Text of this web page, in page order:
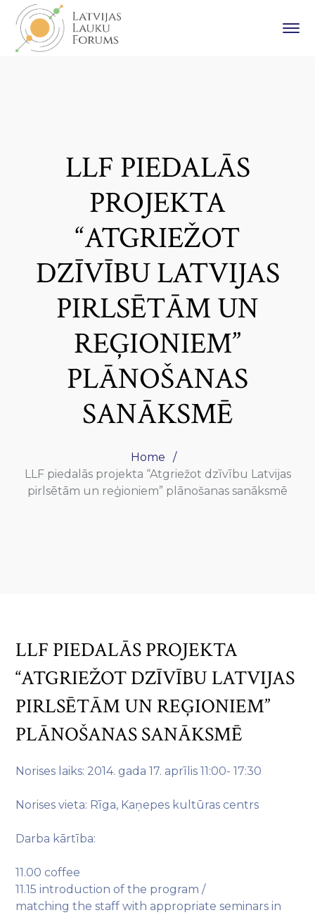
LLF PIEDALĀS
PROJEKTA
“ATGRIEŽOT
DZĪVĪBU LATVIJAS
PIRLSĒTĀM UN
REĢIONIEM”
PLĀNOŠANAS
SANĀKSMĒ
Home
LLF piedalās projekta “Atgriežot dzīvību Latvijas
pirlsētām un reģioniem” plānošanas sanāksmē
LLF PIEDALĀS PROJEKTA
“ATGRIEŽOT DZĪVĪBU LATVIJAS
PIRLSĒTĀM UN REĢIONIEM”
PLĀNOŠANAS SANĀKSMĒ
Norises laiks: 2014. gada 17. aprīlis 11:00- 17:30
Norises vieta: Rīga, Kaņepes kultūras centrs
Darba kārtība:
11.00 coffee
11.15 introduction of the program /
matching the staff with appropriate seminars in